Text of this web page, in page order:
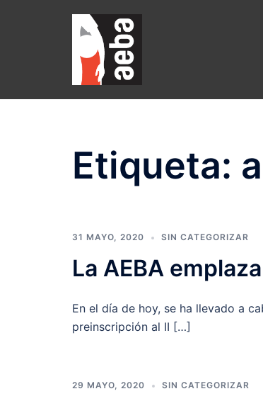
Etiqueta:
31 MAYO, 2020 SIN CATEGORIZAR
La AEBA
En el día de hoy, se ha llevado a
preinscripción al II […]
29 MAYO, 2020 SIN CATEGORIZAR